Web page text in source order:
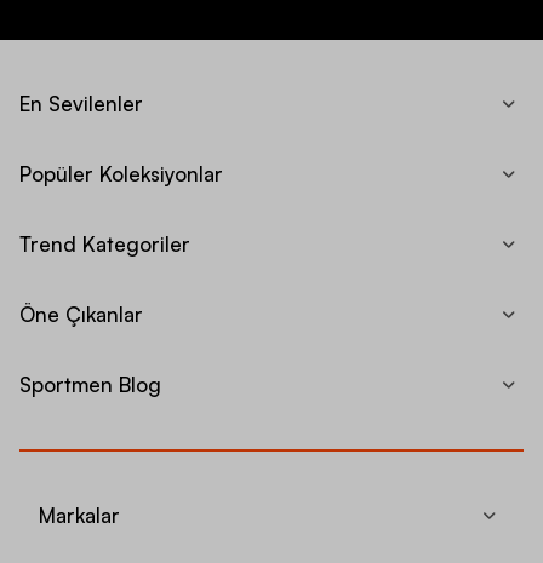
En Sevilenler
Popüler Koleksiyonlar
Trend Kategoriler
Öne Çıkanlar
Sportmen Blog
Markalar